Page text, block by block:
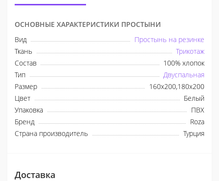
ОСНОВНЫЕ ХАРАКТЕРИСТИКИ ПРОСТЫНИ
Вид
Простынь на резинке
Ткань
Трикотаж
Состав
100% хлопок
Тип
Двуспальная
Размер
160x200,180x200
Цвет
Белый
Упаковка
ПВХ
Бренд
Roza
Страна производитель
Турция
Доставка